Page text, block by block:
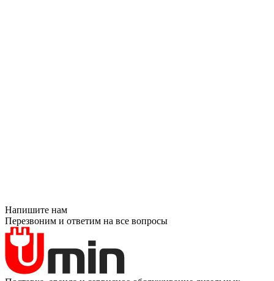
Напишите нам
Перезвоним и ответим на все вопросы